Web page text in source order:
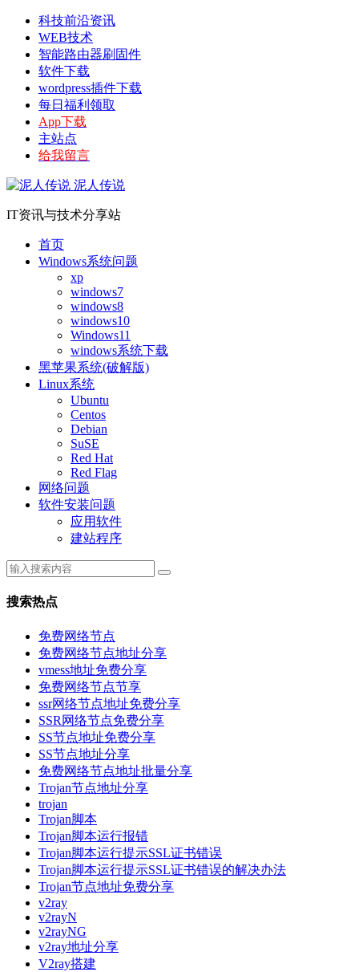
科技前沿资讯
WEB技术
智能路由器刷固件
软件下载
wordpress插件下载
每日福利领取
App下载
主站点
给我留言
泥人传说
IT资讯与技术分享站
首页
Windows系统问题
xp
windows7
windows8
windows10
Windows11
windows系统下载
黑苹果系统(破解版)
Linux系统
Ubuntu
Centos
Debian
SuSE
Red Hat
Red Flag
网络问题
软件安装问题
应用软件
建站程序
搜索热点
免费网络节点
免费网络节点地址分享
vmess地址免费分享
免费网络节点节享
ssr网络节点地址免费分享
SSR网络节点免费分享
SS节点地址免费分享
SS节点地址分享
免费网络节点地址批量分享
Trojan节点地址分享
trojan
Trojan脚本
Trojan脚本运行报错
Trojan脚本运行提示SSL证书错误
Trojan脚本运行提示SSL证书错误的解决办法
Trojan节点地址免费分享
v2ray
v2rayN
v2rayNG
v2ray地址分享
V2ray搭建